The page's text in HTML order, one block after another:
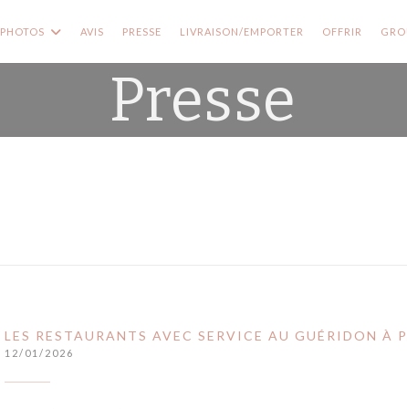
PHOTOS AVIS PRESSE LIVRAISON/EMPORTER OFFRIR
Presse
LES RESTAURANTS AVEC SERVICE AU GUÉRIDON À
12/01/2026